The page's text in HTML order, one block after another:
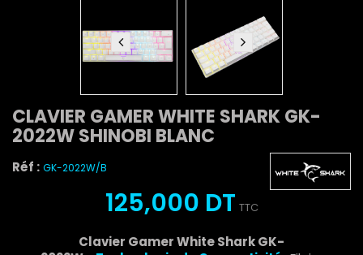
CLAVIER GAMER WHITE SHARK GK-
2022W SHINOBI BLANC
Réf : GK-2022W/B
125,000 DT TTC
Clavier Gamer White Shark GK-